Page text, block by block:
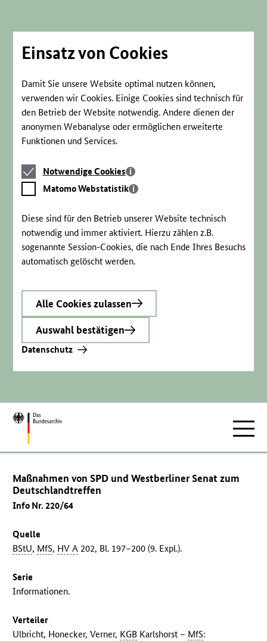
Einsatz von Cookies
Damit Sie unsere Website optimal nutzen können,
verwenden wir Cookies. Einige Cookies sind technisch für
den Betrieb der Website notwendig. Andere dienen der
anonymen Webanalyse oder ermöglichen erweiterte
Funktionen und Services.
Notwendige
Cookies
Notwendige Cookies
Matomo
Webstatistik
Matomo Webstatistik
Diese sind für den Betrieb unserer Website technisch
notwendig und immer aktiviert. Hierzu zählen z.B.
sogenannte Session-Cookies, die nach Ende Ihres Besuchs
automatisch gelöscht werden.
Alle Cookies zulassen
Auswahl bestätigen
Datenschutz
Zur
Maßnahmen von SPD und Westberliner Senat zum
Deutschlandtreffen
Info Nr. 220/64
Quelle
BStU, MfS, HV A 202, Bl. 197–200 (9. Expl.).
Serie
Informationen.
Verteiler
Ulbricht, Honecker, Verner, KGB Karlshorst – MfS: